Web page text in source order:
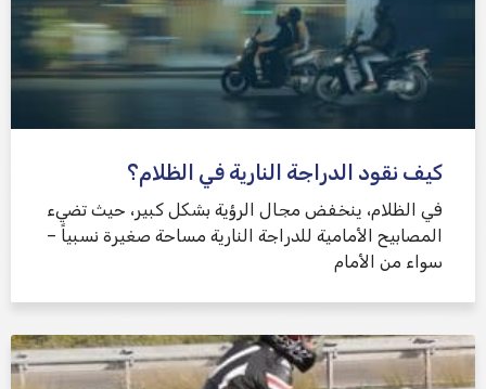
كيف نقود الدراجة النارية في الظلام؟
في الظلام، ينخفض ​​مجال الرؤية بشكل كبير، حيث تضيء
المصابيح الأمامية للدراجة النارية مساحة صغيرة نسبياً –
سواء من الأمام